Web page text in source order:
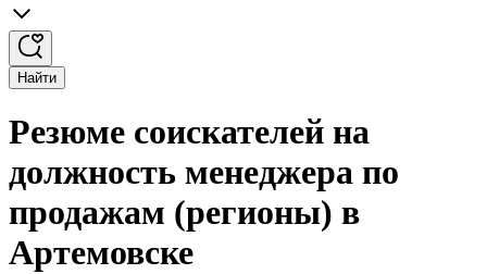
Найти
Резюме соискателей на
должность менеджера по
продажам (регионы) в
Артемовске